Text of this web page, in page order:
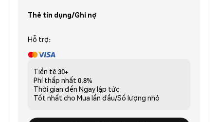
Thẻ tín dụng/Ghi nợ
Hỗ trợ:
Tiền tệ 30+
Phí thấp nhất 0.8%
Thời gian đến Ngay lập tức
Tốt nhất cho Mua lần đầu/Số lượng nhỏ